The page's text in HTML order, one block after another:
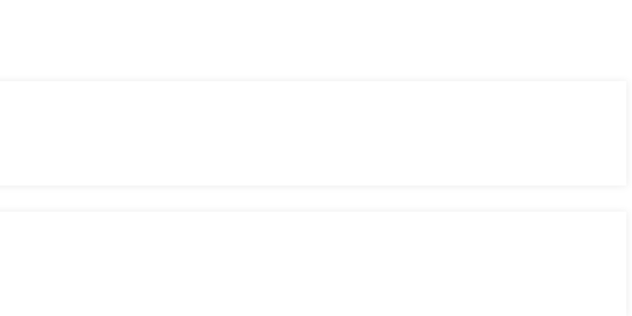
sans complications.
du marché.
des plateformes et des dApps.